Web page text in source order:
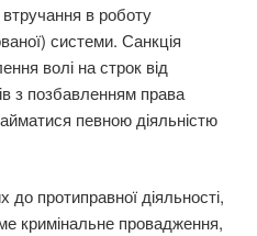
в роботу
системи. Санкція
волі на строк від
з позбавленням права
певною діяльністю
протиправної діяльності,
кримінальне провадження,